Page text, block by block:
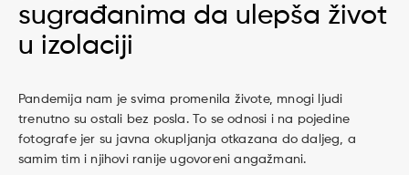
sugrađanima da ulepša život
u izolaciji
Pandemija nam je svima promenila živote, mnogi ljudi
trenutno su ostali bez posla. To se odnosi i na pojedine
fotografe jer su javna okupljanja otkazana do daljeg, a
samim tim i njihovi ranije ugovoreni angažmani.